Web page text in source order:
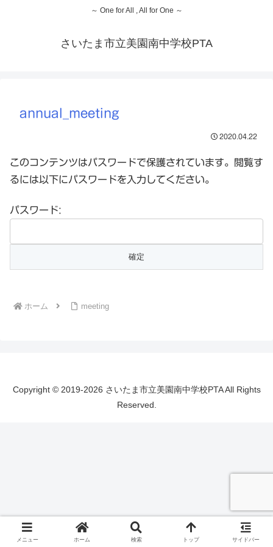
～ One for All , All for One ～
さいたま市立美園南中学校PTA
annual_meeting
2020.04.22
このコンテンツはパスワードで保護されています。閲覧す
るには以下にパスワードを入力してください。
パスワード:
ホーム meeting
Copyright © 2019-2026 さいたま市立美園南中学校PTA All Rights
Reserved.
メニュー ホーム 検索 トップ サイドバー